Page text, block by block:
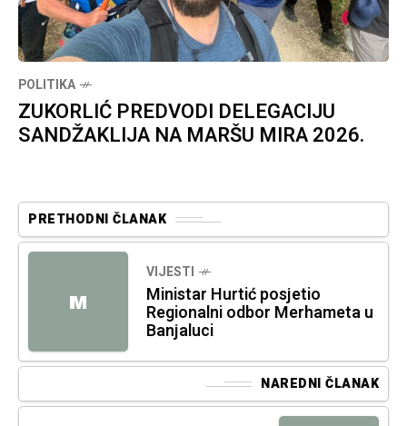
POLITIKA
ZUKORLIĆ PREDVODI DELEGACIJU
SANDŽAKLIJA NA MARŠU MIRA 2026.
PRETHODNI ČLANAK
M
VIJESTI
Ministar Hurtić posjetio
Regionalni odbor Merhameta u
Banjaluci
NAREDNI ČLANAK